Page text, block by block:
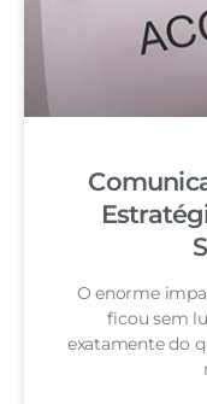
O enorme
ficou sem
exatamente do